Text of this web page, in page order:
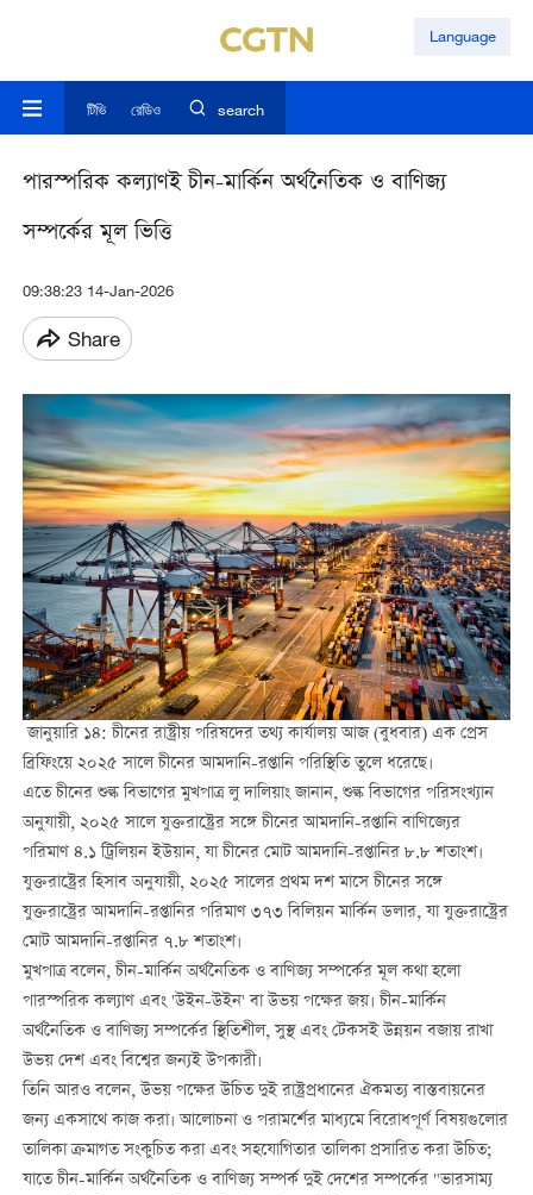
Language
টিভি রেডিও search
পারস্পরিক কল্যাণই চীন-মার্কিন অর্থনৈতিক ও বাণিজ্য
সম্পর্কের মূল ভিত্তি
09:38:23 14-Jan-2026
Share
জানুয়ারি ১৪: চীনের রাষ্ট্রীয় পরিষদের তথ্য কার্যালয় আজ (বুধবার) এক প্রেস
ব্রিফিংয়ে ২০২৫ সালে চীনের আমদানি-রপ্তানি পরিস্থিতি তুলে ধরেছে।
এতে চীনের শুল্ক বিভাগের মুখপাত্র লু দালিয়াং জানান, শুল্ক বিভাগের পরিসংখ্যান
অনুযায়ী, ২০২৫ সালে যুক্তরাষ্ট্রের সঙ্গে চীনের আমদানি-রপ্তানি বাণিজ্যের
পরিমাণ ৪.১ ট্রিলিয়ন ইউয়ান, যা চীনের মোট আমদানি-রপ্তানির ৮.৮ শতাংশ।
যুক্তরাষ্ট্রের হিসাব অনুযায়ী, ২০২৫ সালের প্রথম দশ মাসে চীনের সঙ্গে
যুক্তরাষ্ট্রের আমদানি-রপ্তানির পরিমাণ ৩৭৩ বিলিয়ন মার্কিন ডলার, যা যুক্তরাষ্ট্রের
মোট আমদানি-রপ্তানির ৭.৮ শতাংশ।
মুখপাত্র বলেন, চীন-মার্কিন অর্থনৈতিক ও বাণিজ্য সম্পর্কের মূল কথা হলো
পারস্পরিক কল্যাণ এবং 'উইন-উইন' বা উভয় পক্ষের জয়। চীন-মার্কিন
অর্থনৈতিক ও বাণিজ্য সম্পর্কের স্থিতিশীল, সুস্থ এবং টেকসই উন্নয়ন বজায় রাখা
উভয় দেশ এবং বিশ্বের জন্যই উপকারী।
তিনি আরও বলেন, উভয় পক্ষের উচিত দুই রাষ্ট্রপ্রধানের ঐকমত্য বাস্তবায়নের
জন্য একসাথে কাজ করা। আলোচনা ও পরামর্শের মাধ্যমে বিরোধপূর্ণ বিষয়গুলোর
তালিকা ক্রমাগত সংকুচিত করা এবং সহযোগিতার তালিকা প্রসারিত করা উচিত;
যাতে চীন-মার্কিন অর্থনৈতিক ও বাণিজ্য সম্পর্ক দুই দেশের সম্পর্কের "ভারসাম্য